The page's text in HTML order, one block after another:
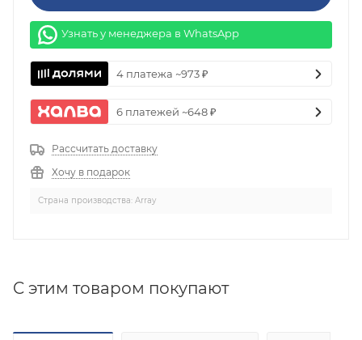
Узнать у менеджера в WhatsApp
4 платежа ~973 ₽
6 платежей ~648 ₽
Рассчитать доставку
Хочу в подарок
Страна производства: Array
C этим товаром покупают